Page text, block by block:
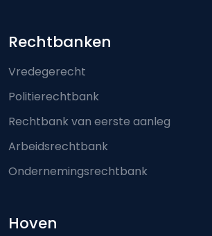
Footer-menu
Rechtbanken
Vredegerecht
Politierechtbank
Rechtbank van eerste aanleg
Arbeidsrechtbank
Ondernemingsrechtbank
Hoven